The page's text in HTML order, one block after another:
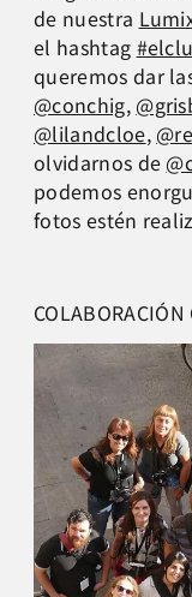
de nuestra
el hashtag
queremos dar
@conchig,
@lilandcloe,
olvidarnos de
podemos
fotos estén
COLABORACIÓN